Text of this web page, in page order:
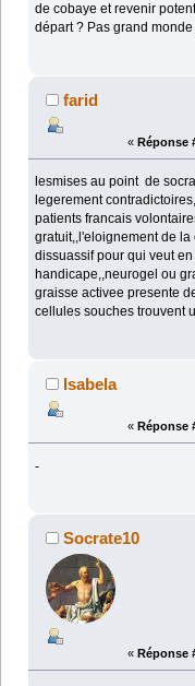
de cobaye et revenir
départ ? Pas grand
farid
« Réponse
lesmises au point de
legerement
patients francais
gratuit,,l'eloignement de
dissuassif pour qui veut
handicape,,neurogel ou
graisse activee presente
cellules souches trouvent
Isabela
« Réponse
-
Socrate10
« Réponse